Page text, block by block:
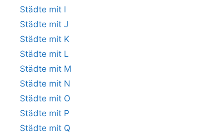
Städte mit I
Städte mit J
Städte mit K
Städte mit L
Städte mit M
Städte mit N
Städte mit O
Städte mit P
Städte mit Q